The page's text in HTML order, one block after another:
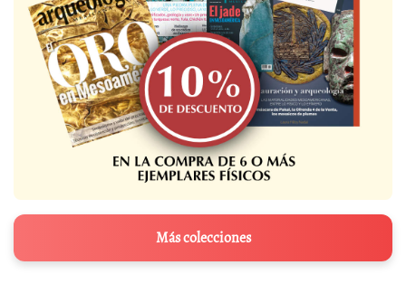
Más colecciones